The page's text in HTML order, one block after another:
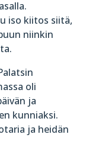
iso kiitos siitä,
niinkin
oli
ja
kunniaksi.
ja heidän